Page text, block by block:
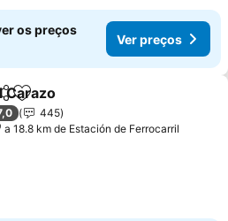
os preços
Ver preços
Adicionar aos favoritos
Carazo
445
a 18.8 km de Estación de Ferrocarril